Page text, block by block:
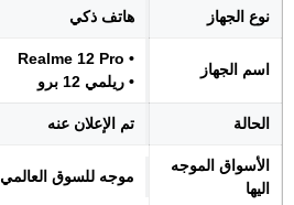
نوع الجهاز هاتف ذكي
اسم الجهاز
• Realme 12 Pro
• ريلمي 12 برو
الحالة تم الإعلان عنه
الأسواق الموجه
اليها
موجه للسوق العالمي